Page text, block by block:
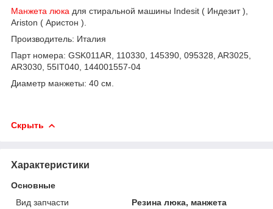
Манжета люка для стиральной машины Indesit ( Индезит ),
Ariston ( Аристон ).
Производитель: Италия
Парт номера: GSK011AR, 110330, 145390, 095328, AR3025,
AR3030, 55IT040, 144001557-04
Диаметр манжеты: 40 см.
Скрыть
Характеристики
Основные
Вид запчасти
Резина люка, манжета